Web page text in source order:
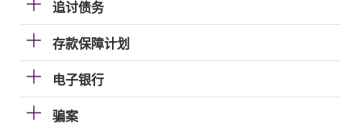
追讨债务
存款保障计划
电子银行
骗案